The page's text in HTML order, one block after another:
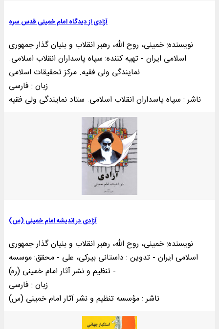
آزادی از دیدگاه امام خمینی قدس سره
نویسنده: خمینی‌، روح الله، رهبر انقلاب و بنیان گذار جمهوری
اسلامی ایران - تهيه کننده: سپاه پاسداران انقلاب اسلامی.
نمایندگی ولی فقیه. مرکز تحقیقات اسلامی
زبان : فارسی
ناشر : سپاه پاسداران انقلاب اسلامی. ستاد نمايندگی ولی فقيه
آزادی در اندیشه امام خمینی (س)
نویسنده: خمینی‌، روح الله، رهبر انقلاب و بنیان گذار جمهوری
اسلامی ایران - تدوین : داستانی بیرکی، علی - محقق: موسسه
تنظیم و نشر آثار امام خمینی (ره) -
زبان : فارسی
ناشر : مؤسسه تنظيم و نشر آثار امام خمينی (س)